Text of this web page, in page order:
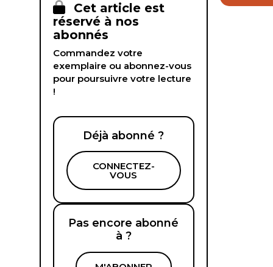
Cet article est
réservé à nos
abonnés
Commandez votre
exemplaire ou abonnez-vous
pour poursuivre votre lecture
!
Déjà abonné ?
CONNECTEZ-
VOUS
Pas encore abonné
à ?